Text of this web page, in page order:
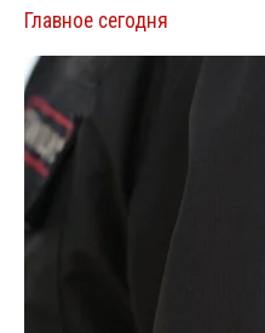
Главное сегодня